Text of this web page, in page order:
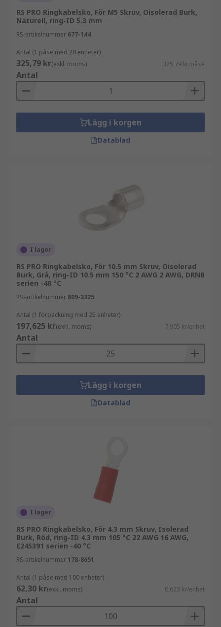
RS PRO Ringkabelsko, För M5 Skruv, Oisolerad Burk,
Naturell, ring-ID 5.3 mm
RS-artikelnummer 677-144
Antal (1 påse med 20 enheter)
325,79 kr(exkl. moms) 325,79 kr/påse
Antal
Lägg i korgen
Datablad
I lager
RS PRO Ringkabelsko, För 10.5 mm Skruv, Oisolerad
Burk, Grå, ring-ID 10.5 mm 150 °C 2 AWG 2 AWG, DRNB
serien -40 °C
RS-artikelnummer 809-2325
Antal (1 förpackning med 25 enheter)
197,625 kr(exkl. moms) 7,905 kr/enhet
Antal
Lägg i korgen
Datablad
I lager
RS PRO Ringkabelsko, För 4.3 mm Skruv, Isolerad
Burk, Röd, ring-ID 4.3 mm 105 °C 22 AWG 16 AWG,
E245391 serien -40 °C
RS-artikelnummer 178-8651
Antal (1 påse med 100 enheter)
62,30 kr(exkl. moms) 0,623 kr/enhet
Antal